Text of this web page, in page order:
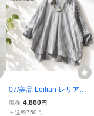
07/美品 Leilian レリアン
プラスハウス 近年モデル
大きいサイズ13+ 2L 3L
現在 4,860円
＋送料750円